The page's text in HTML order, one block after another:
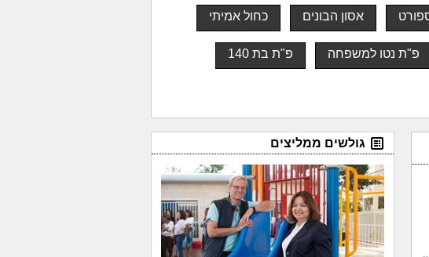
אסון הבונים כחול אמיתי
פ"ת נטו למשפחה פ"ת בת 140
גולשים ממליצים